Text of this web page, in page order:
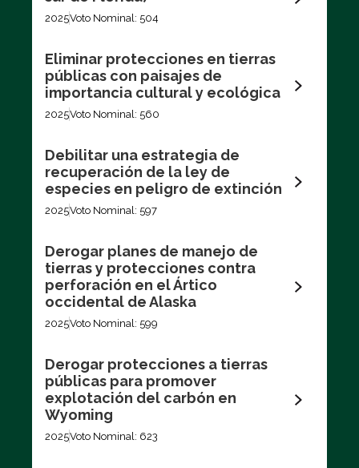
2025Voto Nominal: 504
Eliminar protecciones en tierras
públicas con paisajes de
importancia cultural y ecológica
2025Voto Nominal: 560
Debilitar una estrategia de
recuperación de la ley de
especies en peligro de extinción
2025Voto Nominal: 597
Derogar planes de manejo de
tierras y protecciones contra
perforación en el Ártico
occidental de Alaska
2025Voto Nominal: 599
Derogar protecciones a tierras
públicas para promover
explotación del carbón en
Wyoming
2025Voto Nominal: 623